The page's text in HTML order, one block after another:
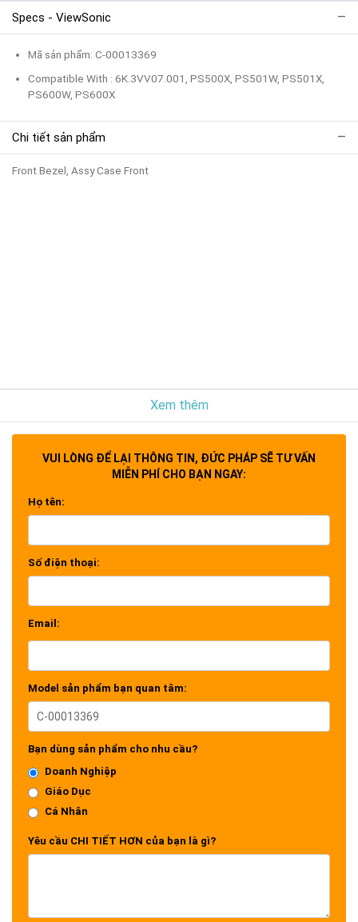
Specs - ViewSonic
Mã sản phẩm: C-00013369
Compatible With : 6K.3VV07.001, PS500X, PS501W, PS501X,
PS600W, PS600X
Chi tiết sản phẩm
Front Bezel, Assy Case Front
Xem thêm
VUI LÒNG ĐỂ LẠI THÔNG TIN, ĐỨC PHÁP SẼ TƯ VẤN
MIỄN PHÍ CHO BẠN NGAY:
Họ tên:
Số điện thoại:
Email:
Model sản phẩm bạn quan tâm:
Bạn dùng sản phẩm cho nhu cầu?
Doanh Nghiệp
Giáo Dục
Cá Nhân
Yêu cầu CHI TIẾT HƠN của bạn là gì?